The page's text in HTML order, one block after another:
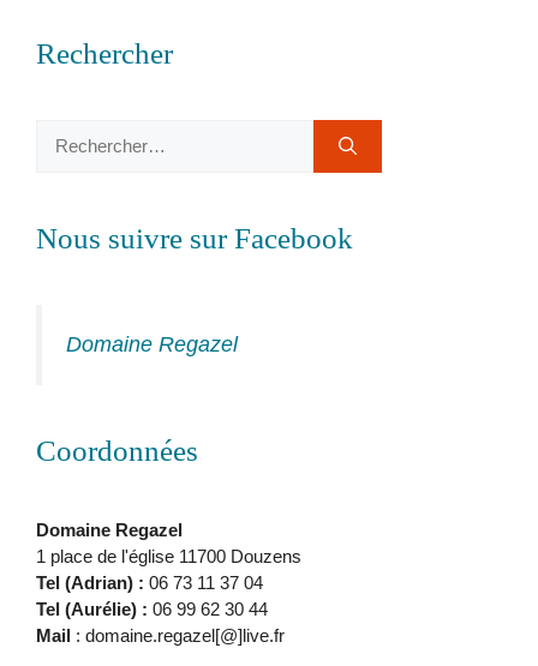
Rechercher
Nous suivre sur Facebook
Domaine Regazel
Coordonnées
Domaine Regazel
1 place de l'église 11700 Douzens
Tel (Adrian) : 06 73 11 37 04
Tel (Aurélie) : 06 99 62 30 44
Mail : domaine.regazel[@]live.fr